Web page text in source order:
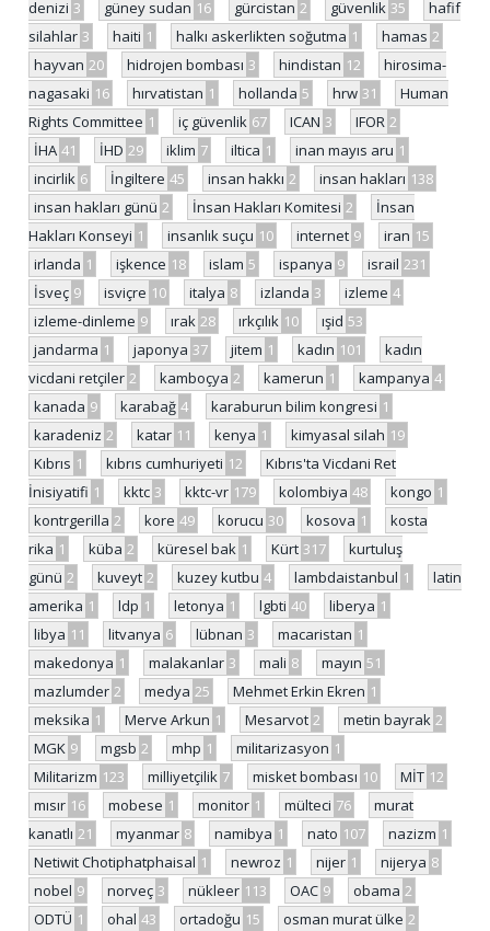
denizi 3 güney sudan 16 gürcistan 2 güvenlik 35
hafif
silahlar 3 haiti 1 halkı askerlikten soğutma 1 hamas 2
hayvan 20 hidrojen bombası 3 hindistan 12
hirosima-
nagasaki 16 hırvatistan 1 hollanda 5 hrw 31
Human
Rights Committee 1 iç güvenlik 67 ICAN 3 IFOR 2
İHA 41 İHD 29 iklim 7 iltica 1 inan mayıs aru 1
incirlik 6 İngiltere 45 insan hakkı 2 insan hakları 138
insan hakları günü 2 İnsan Hakları Komitesi 2
İnsan
Hakları Konseyi 1 insanlık suçu 10 internet 9 iran 15
irlanda 1 işkence 18 islam 5 ispanya 9 israil 231
İsveç 9 isviçre 10 italya 8 izlanda 3 izleme 4
izleme-dinleme 9 ırak 28 ırkçılık 10 ışid 53
jandarma 1 japonya 37 jitem 1 kadın 101
kadın
vicdani retçiler 2 kamboçya 2 kamerun 1 kampanya 4
kanada 9 karabağ 4 karaburun bilim kongresi 1
karadeniz 2 katar 11 kenya 1 kimyasal silah 19
Kıbrıs 1 kıbrıs cumhuriyeti 12
Kıbrıs'ta Vicdani Ret
İnisiyatifi 1 kktc 3 kktc-vr 179 kolombiya 48 kongo 1
kontrgerilla 2 kore 49 korucu 30 kosova 1
kosta
rika 1 küba 2 küresel bak 1 Kürt 317
kurtuluş
günü 2 kuveyt 2 kuzey kutbu 4 lambdaistanbul 1
latin
amerika 1 ldp 1 letonya 1 lgbti 40 liberya 1
libya 11 litvanya 6 lübnan 3 macaristan 1
makedonya 1 malakanlar 3 mali 8 mayın 51
mazlumder 2 medya 25 Mehmet Erkin Ekren 1
meksika 1 Merve Arkun 1 Mesarvot 2 metin bayrak 2
MGK 9 mgsb 2 mhp 1 militarizasyon 1
Militarizm 123 milliyetçilik 7 misket bombası 10 MİT 12
mısır 16 mobese 1 monitor 1 mülteci 76
murat
kanatlı 21 myanmar 8 namibya 1 nato 107 nazizm 1
Netiwit Chotiphatphaisal 1 newroz 1 nijer 1 nijerya 8
nobel 9 norveç 3 nükleer 113 OAC 9 obama 2
ODTÜ 1 ohal 43 ortadoğu 15 osman murat ülke 2